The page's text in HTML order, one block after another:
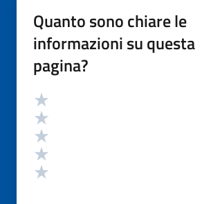
Quanto sono chiare le
informazioni su questa
pagina?
Valutazione